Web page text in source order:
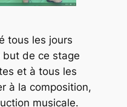
tous les jours
de ce stage
et à tous les
à la composition,
musicale.